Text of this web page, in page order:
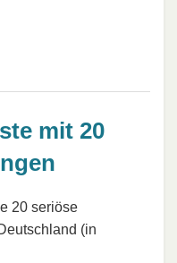
mit 20
20 seriöse
(in